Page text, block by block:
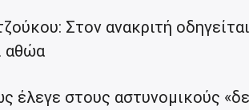
Στον ανακριτή
αθώα
έλεγε στους αστυνομικούς